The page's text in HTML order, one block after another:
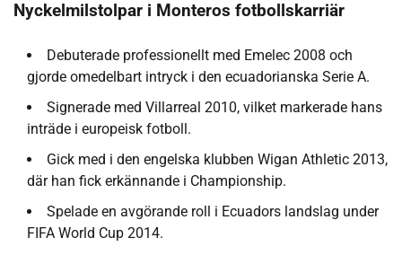
Nyckelmilstolpar i Monteros fotbollskarriär
Debuterade professionellt med Emelec 2008 och
gjorde omedelbart intryck i den ecuadorianska Serie A.
Signerade med Villarreal 2010, vilket markerade hans
inträde i europeisk fotboll.
Gick med i den engelska klubben Wigan Athletic 2013,
där han fick erkännande i Championship.
Spelade en avgörande roll i Ecuadors landslag under
FIFA World Cup 2014.